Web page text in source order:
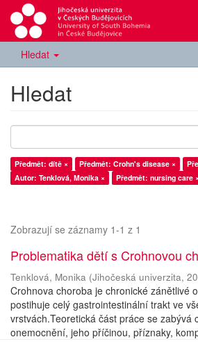
Hledat
Hledat
Předmět: dítě × Předmět: Crohn's disease ×
Autor: Tenklová, Monika ×
Předmět: nursing care ×
Zobrazují se záznamy 1-1 z 1
Problematika dětí s Crohnovou
Tenklová, Monika (Jihočeská univerzita,
Crohnova choroba je chronické zánětlivé
postihuje celý gastrointestinální trakt ve
vrstvách.Teoretická část práce se zabývá
onemocnění, jeho příčinou, příznaky,